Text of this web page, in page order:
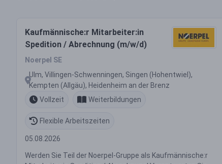
Kaufmännische:r Mitarbeiter:in
Spedition / Abrechnung (m/w/d)
Noerpel SE
Ulm, Villingen-Schwenningen, Singen (Hohentwiel),
Kempten (Allgäu), Heidenheim an der Brenz
Vollzeit
Weiterbildungen
Flexible Arbeitszeiten
05.08.2026
Werden Sie Teil der Noerpel-Gruppe als Kaufmännische:r